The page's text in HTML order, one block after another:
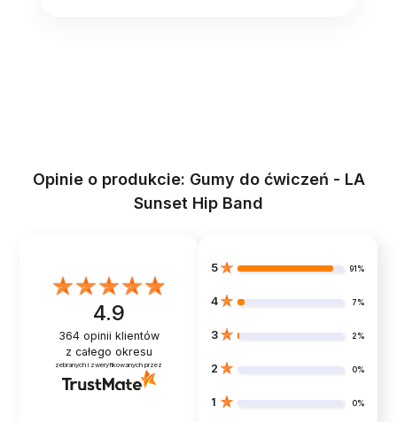
Opinie o produkcie: Gumy do ćwiczeń - LA
Sunset Hip Band
4.9
364opinii klientów
z całego okresu
zebranych i zweryfikowanych przez
5 91%
4 7%
3 2%
2 0%
1 0%